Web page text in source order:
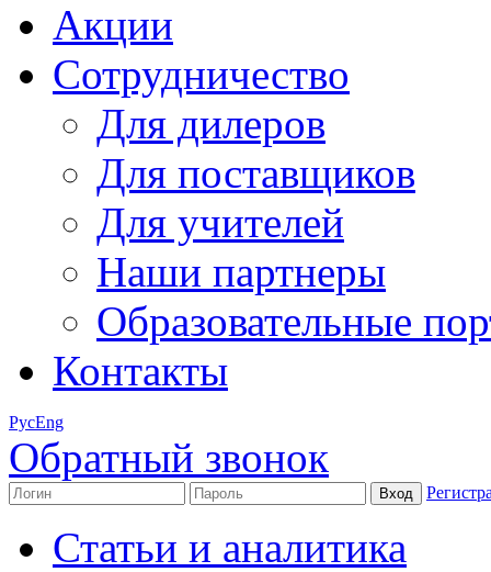
Акции
Сотрудничество
Для дилеров
Для поставщиков
Для учителей
Наши партнеры
Образовательные
Контакты
РусEng
Обратный звонок
Статьи и аналитика